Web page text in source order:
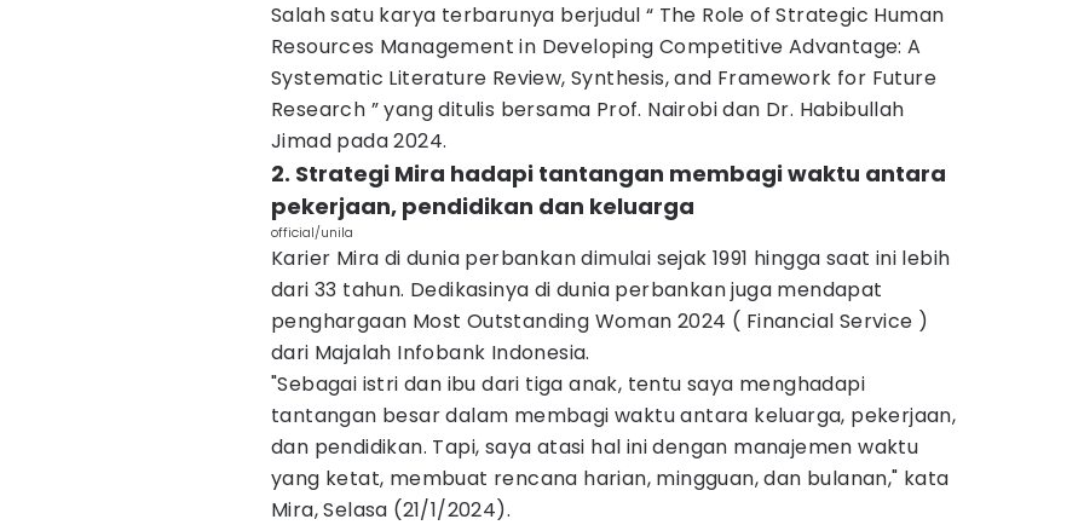
Salah satu karya terbarunya berjudul “ The Role of Strategic Human
Resources Management in Developing Competitive Advantage: A
Systematic Literature Review, Synthesis, and Framework for Future
Research ” yang ditulis bersama Prof. Nairobi dan Dr. Habibullah
Jimad pada 2024.
2. Strategi Mira hadapi tantangan membagi waktu antara
pekerjaan, pendidikan dan keluarga
official/unila
Karier Mira di dunia perbankan dimulai sejak 1991 hingga saat ini lebih
dari 33 tahun. Dedikasinya di dunia perbankan juga mendapat
penghargaan Most Outstanding Woman 2024 ( Financial Service )
dari Majalah Infobank Indonesia.
"Sebagai istri dan ibu dari tiga anak, tentu saya menghadapi
tantangan besar dalam membagi waktu antara keluarga, pekerjaan,
dan pendidikan. Tapi, saya atasi hal ini dengan manajemen waktu
yang ketat, membuat rencana harian, mingguan, dan bulanan," kata
Mira, Selasa (21/1/2024).